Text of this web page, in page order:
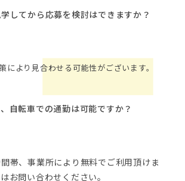
してから応募を検討はできますか？
により見合わせる可能性がございます。
自転車での通勤は可能ですか？
帯、事業所により無料でご利用頂けま
お問い合わせください。